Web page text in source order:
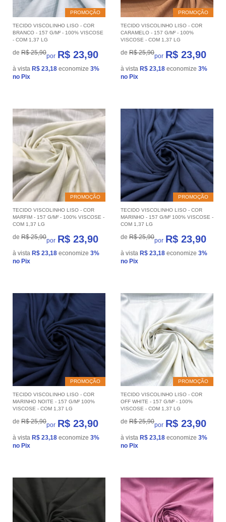
PROMOÇÃO
TECIDO VISCOLINHO LISO - COR
BRANCO - 157 G/M² - 100% VISCOSE
- COM 1,37 LG
de R$ 25,90por R$ 23,90
à vista R$ 23,18 economize 3%
no Pix
PROMOÇÃO
TECIDO VISCOLINHO LISO - COR
CARAMELO - 157 G/M² - 100%
VISCOSE - COM 1,37 LG
de R$ 25,90por R$ 23,90
à vista R$ 23,18 economize 3%
no Pix
PROMOÇÃO
TECIDO VISCOLINHO LISO - COR
MARFIM - 157 G/M² - 100% VISCOSE -
COM 1,37 LG
de R$ 25,90por R$ 23,90
à vista R$ 23,18 economize 3%
no Pix
PROMOÇÃO
TECIDO VISCOLINHO LISO - COR
MARINHO - 157 G/M² 100% VISCOSE -
COM 1,37 LG
de R$ 25,90por R$ 23,90
à vista R$ 23,18 economize 3%
no Pix
PROMOÇÃO
TECIDO VISCOLINHO LISO - COR
MARINHO NOITE - 157 G/M² 100%
VISCOSE - COM 1,37 LG
de R$ 25,90por R$ 23,90
à vista R$ 23,18 economize 3%
no Pix
PROMOÇÃO
TECIDO VISCOLINHO LISO - COR
OFF WHITE - 157 G/M² - 100%
VISCOSE - COM 1,37 LG
de R$ 25,90por R$ 23,90
à vista R$ 23,18 economize 3%
no Pix